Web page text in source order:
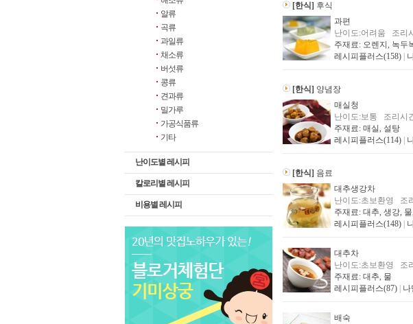
알류
곡류
과일류
채소류
버섯류
콩류
견과류
밀가루
가공식품류
기타
난이도별 레시피
칼로리별 레시피
비용별 레시피
[한식] 후식
과편
난이도:어려움 조리
주재료: 오렌지, 녹두
레시피플러스(158)
[한식] 양념장
매실청
난이도:보통 조리시
주재료: 매실, 설탕
레시피플러스(114)
[한식] 음료
대추생강차
난이도:초보환영 조
주재료: 대추, 생강,
레시피플러스(148)
대추차
난이도:초보환영 조
주재료: 대추, 물
레시피플러스(87)
나
배숙